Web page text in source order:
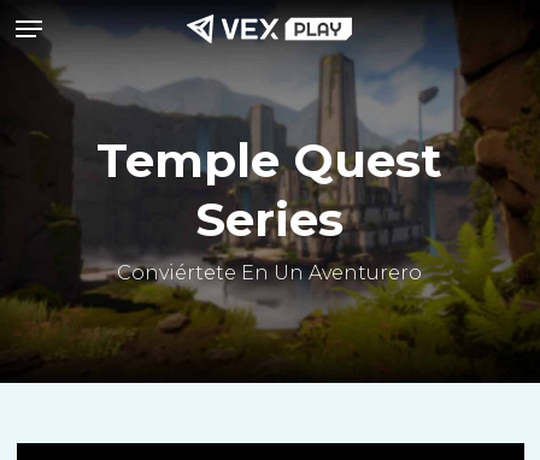
Saltar
contenido
principal
Menú
Temple Quest
Series
Conviértete En Un Aventurero